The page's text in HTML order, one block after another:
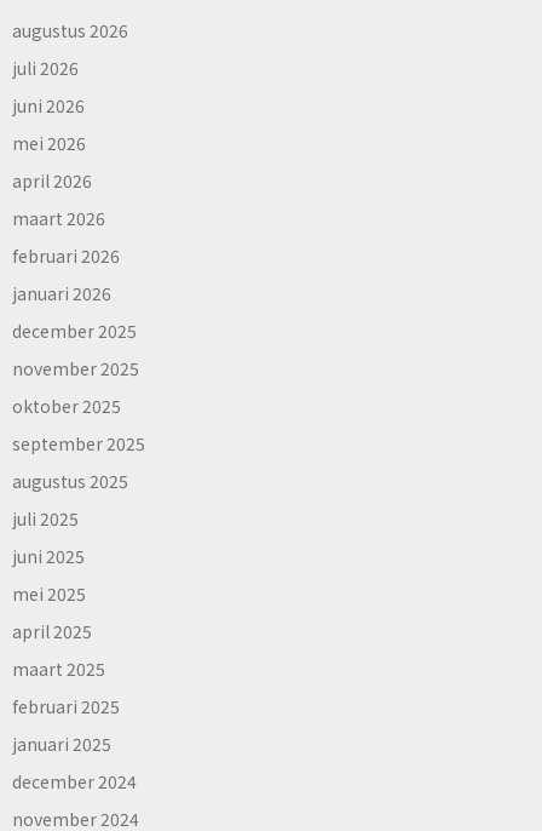
augustus 2026
juli 2026
juni 2026
mei 2026
april 2026
maart 2026
februari 2026
januari 2026
december 2025
november 2025
oktober 2025
september 2025
augustus 2025
juli 2025
juni 2025
mei 2025
april 2025
maart 2025
februari 2025
januari 2025
december 2024
november 2024